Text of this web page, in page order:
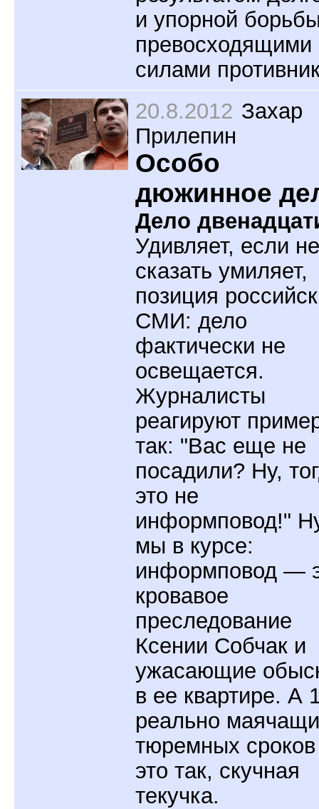
и упорной
превосходящими
силами
20.8.2012 Захар
Прилепин
Особо
дюжинное
Дело
Удивляет, если не
сказать умиляет,
позиция
СМИ: дело
фактически не
освещается.
Журналисты
реагируют
так: "Вас еще не
посадили? Ну,
это не
информповод!"
мы в курсе:
информповод —
кровавое
преследование
Ксении Собчак и
ужасающие
в ее квартире. А
реально
тюремных
это так, скучная
текучка.